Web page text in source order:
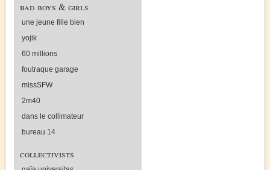
bad boys & girls
une jeune fille bien
yojik
60 millions
foutraque garage
missSFW
2m40
dans le collimateur
bureau 14
collectivists